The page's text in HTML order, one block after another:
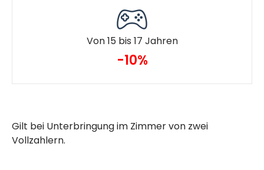
Von 15 bis 17 Jahren
-10%
Gilt bei Unterbringung im Zimmer von zwei
Vollzahlern.